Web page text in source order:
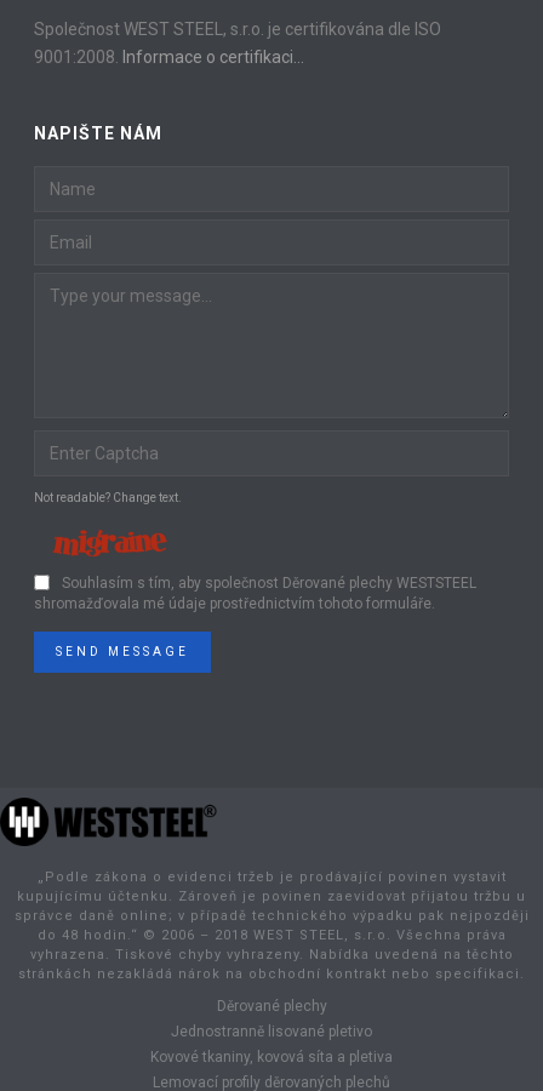
Společnost WEST STEEL, s.r.o. je certifikována dle ISO
9001:2008. Informace o certifikaci…
NAPIŠTE NÁM
Not readable? Change text.
Souhlasím s tím, aby společnost Děrované plechy WESTSTEEL
shromažďovala mé údaje prostřednictvím tohoto formuláře.
SEND MESSAGE
„Podle zákona o evidenci tržeb je prodávající povinen vystavit
kupujícímu účtenku. Zároveň je povinen zaevidovat přijatou tržbu u
správce daně online; v případě technického výpadku pak nejpozději
do 48 hodin.“ © 2006 – 2018 WEST STEEL, s.r.o. Všechna práva
vyhrazena. Tiskové chyby vyhrazeny. Nabídka uvedená na těchto
stránkách nezakládá nárok na obchodní kontrakt nebo specifikaci.
Děrované plechy
Jednostranně lisované pletivo
Kovové tkaniny, kovová síta a pletiva
Lemovací profily děrovaných plechů